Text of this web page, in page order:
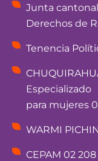
Junta
Derechos de
Tenencia
Especializado
para mujeres
WARMI
CEPAM 02